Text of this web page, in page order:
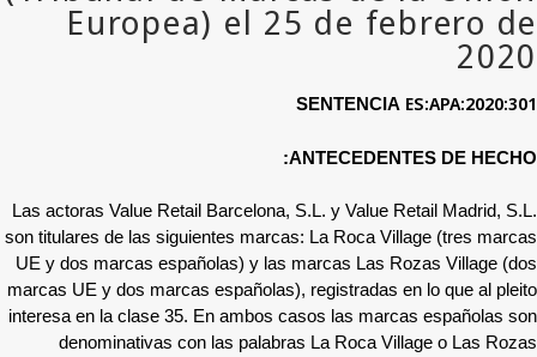
SENTENCIA ES:APA:2020:301
ANTECEDENTES DE HECHO:
Las actoras Value Retail Barcelona, S.L. y Value Retail Madrid, S.L.
son titulares de las siguientes marcas: La Roca Village (tres marcas
UE y dos marcas españolas) y las marcas Las Rozas Village (dos
marcas UE y dos marcas españolas), registradas en lo que al pleito
interesa en la clase 35. En ambos casos las marcas españolas son
denominativas con las palabras La Roca Village o Las Rozas